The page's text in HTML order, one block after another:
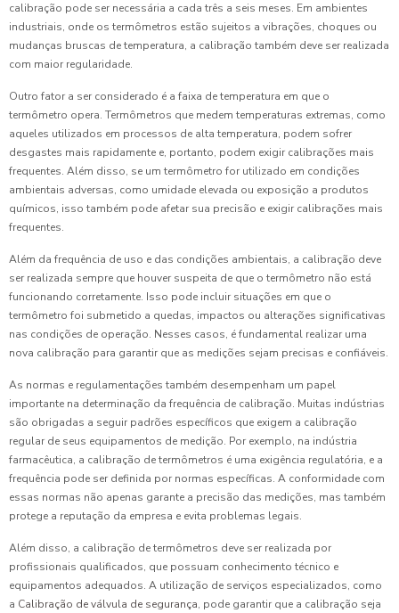
calibração pode ser necessária a cada três a seis meses. Em ambientes
industriais, onde os termômetros estão sujeitos a vibrações, choques ou
mudanças bruscas de temperatura, a calibração também deve ser realizada
com maior regularidade.
Outro fator a ser considerado é a faixa de temperatura em que o
termômetro opera. Termômetros que medem temperaturas extremas, como
aqueles utilizados em processos de alta temperatura, podem sofrer
desgastes mais rapidamente e, portanto, podem exigir calibrações mais
frequentes. Além disso, se um termômetro for utilizado em condições
ambientais adversas, como umidade elevada ou exposição a produtos
químicos, isso também pode afetar sua precisão e exigir calibrações mais
frequentes.
Além da frequência de uso e das condições ambientais, a calibração deve
ser realizada sempre que houver suspeita de que o termômetro não está
funcionando corretamente. Isso pode incluir situações em que o
termômetro foi submetido a quedas, impactos ou alterações significativas
nas condições de operação. Nesses casos, é fundamental realizar uma
nova calibração para garantir que as medições sejam precisas e confiáveis.
As normas e regulamentações também desempenham um papel
importante na determinação da frequência de calibração. Muitas indústrias
são obrigadas a seguir padrões específicos que exigem a calibração
regular de seus equipamentos de medição. Por exemplo, na indústria
farmacêutica, a calibração de termômetros é uma exigência regulatória, e a
frequência pode ser definida por normas específicas. A conformidade com
essas normas não apenas garante a precisão das medições, mas também
protege a reputação da empresa e evita problemas legais.
Além disso, a calibração de termômetros deve ser realizada por
profissionais qualificados, que possuam conhecimento técnico e
equipamentos adequados. A utilização de serviços especializados, como
a Calibração de válvula de segurança, pode garantir que a calibração seja